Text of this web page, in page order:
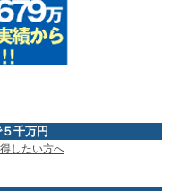
千万円
したい方へ